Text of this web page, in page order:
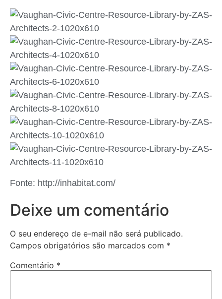
Fonte: http://inhabitat.com/
Deixe um comentário
O seu endereço de e-mail não será publicado.
Campos obrigatórios são marcados com *
Comentário *